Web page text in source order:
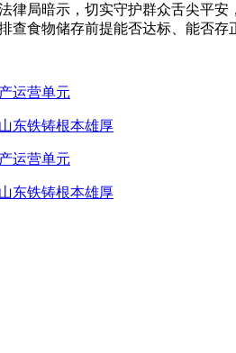
律局暗示，切实守护群众舌尖平
查食物储存前提能否达标、能否
运营单元
东铁铸根本雄厚
运营单元
东铁铸根本雄厚